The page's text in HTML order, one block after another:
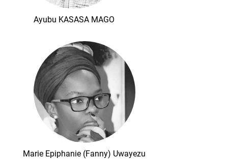
Ayubu KASASA MAGO
Marie Epiphanie (Fanny) Uwayezu